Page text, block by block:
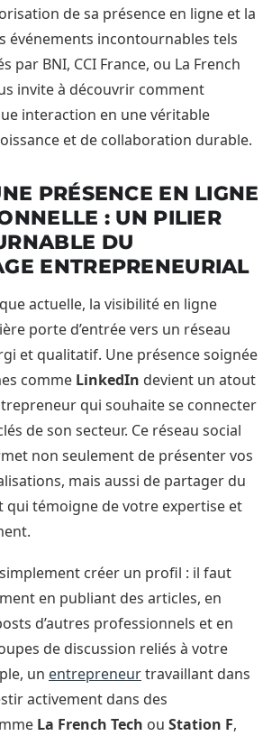
de sa présence en ligne et la
événements incontournables tels
par BNI, CCI France, ou La French
invite à découvrir comment
interaction en une véritable
et de collaboration durable.
PRÉSENCE EN LIGNE
: UN PILIER
DU
ENTREPRENEURIAL
actuelle, la visibilité en ligne
porte d’entrée vers un réseau
et qualitatif. Une présence soignée
comme LinkedIn devient un atout
qui souhaite se connecter
de son secteur. Ce réseau social
non seulement de présenter vos
mais aussi de partager du
témoigne de votre expertise et
créer un profil : il faut
en publiant des articles, en
d’autres professionnels et en
de discussion reliés à votre
un entrepreneurtravaillant dans
activement dans des
La French Tech ou Station F,